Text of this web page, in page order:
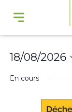
18/08/2026
En cours